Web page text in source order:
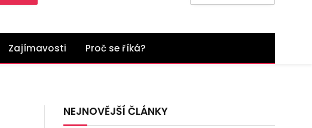
Zajímavosti Proč se říká?
NEJNOVĚJŠÍ ČLÁNKY